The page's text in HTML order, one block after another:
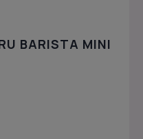
BARISTA MINI